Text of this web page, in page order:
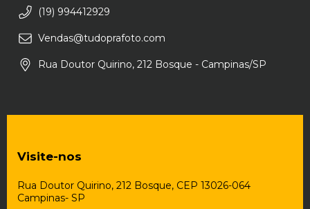
(19) 994412929
Vendas@tudoprafoto.com
Rua Doutor Quirino, 212 Bosque - Campinas/SP
Visite-nos
Rua Doutor Quirino, 212 Bosque, CEP 13026-064
Campinas- SP